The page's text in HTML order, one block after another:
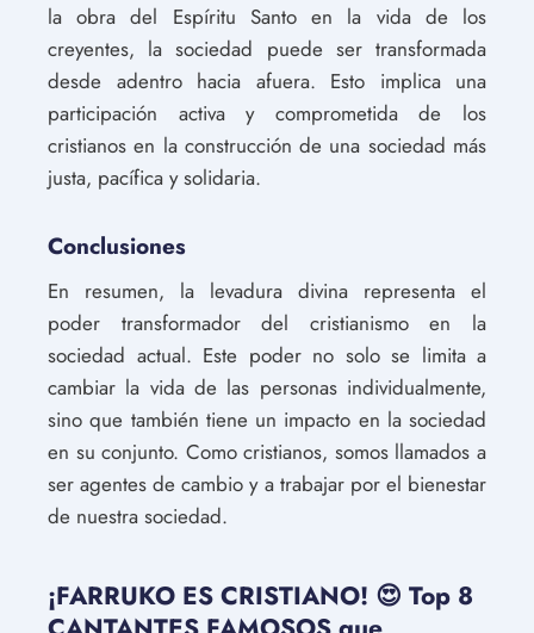
la obra del Espíritu Santo en la vida de los
creyentes, la sociedad puede ser transformada
desde adentro hacia afuera. Esto implica una
participación activa y comprometida de los
cristianos en la construcción de una sociedad más
justa, pacífica y solidaria.
Conclusiones
En resumen, la levadura divina representa el
poder transformador del cristianismo en la
sociedad actual. Este poder no solo se limita a
cambiar la vida de las personas individualmente,
sino que también tiene un impacto en la sociedad
en su conjunto. Como cristianos, somos llamados a
ser agentes de cambio y a trabajar por el bienestar
de nuestra sociedad.
¡FARRUKO ES CRISTIANO! 😍 Top 8